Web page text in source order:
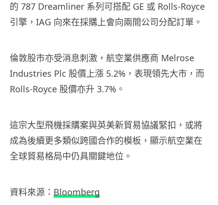
的 787 Dreamliner 系列可搭配 GE 或 Rolls-Royce
引擎，IAG 向來在採購上會向兩間公司分配訂單。
倫敦股市亦受消息刺激，航空業供應商 Melrose
Industries Plc 股價上漲 5.2%，表現領先大市，而
Rolls-Royce 股價亦升 3.7%。
這宗大型飛機採購案與英美新貿易協議緊扣，或將
成為後續更多類似跨國合作的模板，顯示航空業在
全球貿易格局中仍具關鍵地位。
資料來源： Bloomberg